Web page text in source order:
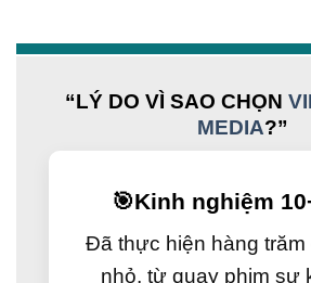
“LÝ DO VÌ SAO CHỌN
MEDIA?”
🎯Kinh nghiệm
Đã thực hiện hàng
nhỏ, từ quay phim sự